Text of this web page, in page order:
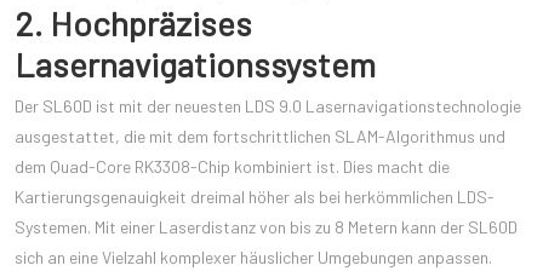
2. Hochpräzises
Lasernavigationssystem
Der SL60D ist mit der neuesten LDS 9.0 Lasernavigationstechnologie
ausgestattet, die mit dem fortschrittlichen SLAM-Algorithmus und
dem Quad-Core RK3308-Chip kombiniert ist. Dies macht die
Kartierungsgenauigkeit dreimal höher als bei herkömmlichen LDS-
Systemen. Mit einer Laserdistanz von bis zu 8 Metern kann der SL60D
sich an eine Vielzahl komplexer häuslicher Umgebungen anpassen.